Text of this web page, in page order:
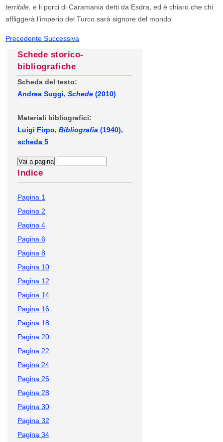
terribile, e li porci di Caramania detti da Esdra, ed è chiaro che chi
affliggerà l’imperio del Turco sarà signore del mondo.
PrecedenteSuccessiva
Schede storico-
bibliografiche
Scheda del testo:
Andrea Suggi, Schede (2010)
Materiali bibliografici:
Luigi Firpo, Bibliografia (1940),
scheda 5
Indice
Pagina 1
Pagina 2
Pagina 4
Pagina 6
Pagina 8
Pagina 10
Pagina 12
Pagina 14
Pagina 16
Pagina 18
Pagina 20
Pagina 22
Pagina 24
Pagina 26
Pagina 28
Pagina 30
Pagina 32
Pagina 34